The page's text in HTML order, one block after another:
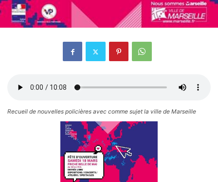
Recueil de nouvelles policières avec comme sujet la ville de Marseille